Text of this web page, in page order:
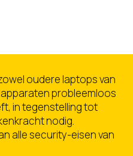
oudere laptops van
probleemloos
in tegenstelling tot
nodig.
alle security-eisen van